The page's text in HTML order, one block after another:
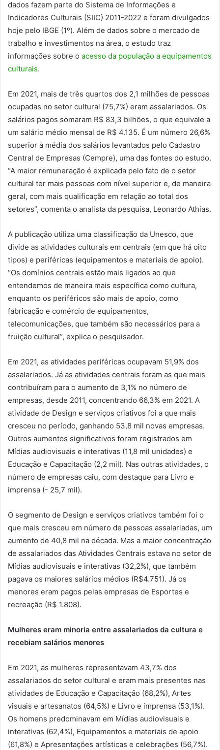
dados fazem parte do Sistema de Informações e
Indicadores Culturais (SIIC) 2011-2022 e foram divulgados
hoje pelo IBGE (1º). Além de dados sobre o mercado de
trabalho e investimentos na área, o estudo traz
informações sobre o acesso da população a equipamentos
culturais.
Em 2021, mais de três quartos dos 2,1 milhões de pessoas
ocupadas no setor cultural (75,7%) eram assalariados. Os
salários pagos somaram R$ 83,3 bilhões, o que equivale a
um salário médio mensal de R$ 4.135. É um número 26,6%
superior à média dos salários levantados pelo Cadastro
Central de Empresas (Cempre), uma das fontes do estudo.
“A maior remuneração é explicada pelo fato de o setor
cultural ter mais pessoas com nível superior e, de maneira
geral, com mais qualificação em relação ao total dos
setores”, comenta o analista da pesquisa, Leonardo Athias.
A publicação utiliza uma classificação da Unesco, que
divide as atividades culturais em centrais (em que há oito
tipos) e periféricas (equipamentos e materiais de apoio).
“Os domínios centrais estão mais ligados ao que
entendemos de maneira mais específica como cultura,
enquanto os periféricos são mais de apoio, como
fabricação e comércio de equipamentos,
telecomunicações, que também são necessários para a
fruição cultural”, explica o pesquisador.
Em 2021, as atividades periféricas ocupavam 51,9% dos
assalariados. Já as atividades centrais foram as que mais
contribuíram para o aumento de 3,1% no número de
empresas, desde 2011, concentrando 66,3% em 2021. A
atividade de Design e serviços criativos foi a que mais
cresceu no período, ganhando 53,8 mil novas empresas.
Outros aumentos significativos foram registrados em
Mídias audiovisuais e interativas (11,8 mil unidades) e
Educação e Capacitação (2,2 mil). Nas outras atividades, o
número de empresas caiu, com destaque para Livro e
imprensa (- 25,7 mil).
O segmento de Design e serviços criativos também foi o
que mais cresceu em número de pessoas assalariadas, um
aumento de 40,8 mil na década. Mas a maior concentração
de assalariados das Atividades Centrais estava no setor de
Mídias audiovisuais e interativas (32,2%), que também
pagava os maiores salários médios (R$4.751). Já os
menores eram pagos pelas empresas de Esportes e
recreação (R$ 1.808).
Mulheres eram minoria entre assalariados da cultura e
recebiam salários menores
Em 2021, as mulheres representavam 43,7% dos
assalariados do setor cultural e eram mais presentes nas
atividades de Educação e Capacitação (68,2%), Artes
visuais e artesanatos (64,5%) e Livro e imprensa (53,1%).
Os homens predominavam em Mídias audiovisuais e
interativas (62,4%), Equipamentos e materiais de apoio
(61,8%) e Apresentações artísticas e celebrações (56,7%).